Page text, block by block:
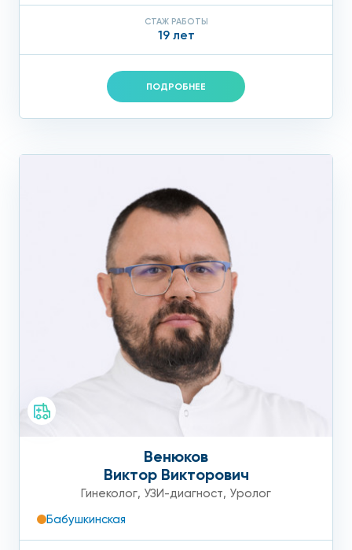
СТАЖ РАБОТЫ
19 лет
ПОДРОБНЕЕ
Венюков
Виктор Викторович
Гинеколог, УЗИ-диагност, Уролог
Бабушкинская